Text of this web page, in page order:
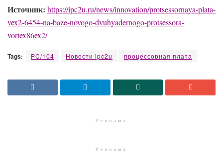
Источник: https://ipc2u.ru/news/innovation/protsessornaya-plata-
vex2-6454-na-baze-novogo-dvuhyadernogo-protsessora-
vortex86ex2/
Tags: PC/104 Новости ipc2u процессорная плата
Реклама
Реклама